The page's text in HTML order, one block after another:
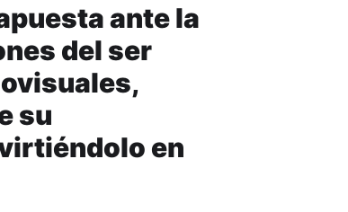
ante la
del ser
su
en